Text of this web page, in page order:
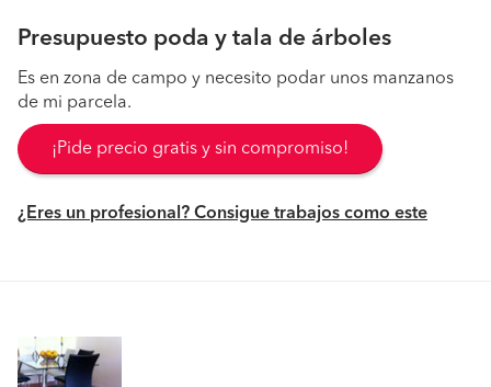
Presupuesto poda y tala de árboles
Es en zona de campo y necesito podar unos manzanos
de mi parcela.
¡Pide precio gratis y sin compromiso!
¿Eres un profesional? Consigue trabajos como este